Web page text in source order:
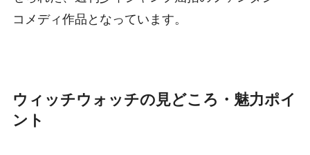
コメディ作品となっています。
ウィッチウォッチの見どころ・魅力ポイ
ント